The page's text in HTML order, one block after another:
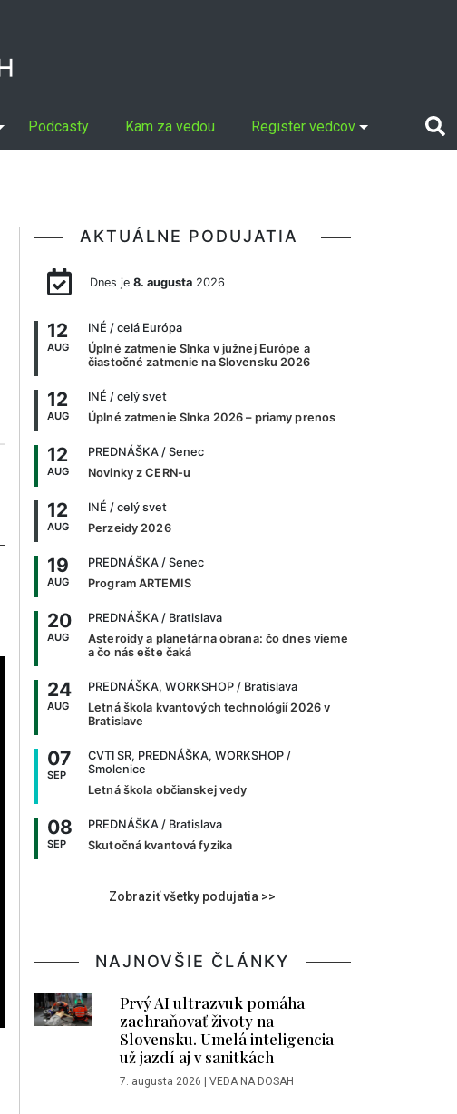
Podcasty Kam za vedou Register vedcov
AKTUÁLNE PODUJATIA
Dnes je 8. augusta2026
12
AUG
INÉ / celá Európa
Úplné zatmenie Slnka v južnej Európe a
čiastočné zatmenie na Slovensku 2026
12
AUG
INÉ / celý svet
Úplné zatmenie Slnka 2026 – priamy prenos
12
AUG
PREDNÁŠKA / Senec
Novinky z CERN-u
12
AUG
INÉ / celý svet
Perzeidy 2026
19
AUG
PREDNÁŠKA / Senec
Program ARTEMIS
20
AUG
PREDNÁŠKA / Bratislava
Asteroidy a planetárna obrana: čo dnes vieme
a čo nás ešte čaká
24
AUG
PREDNÁŠKA, WORKSHOP / Bratislava
Letná škola kvantových technológií 2026 v
Bratislave
07
SEP
CVTI SR, PREDNÁŠKA, WORKSHOP /
Smolenice
Letná škola občianskej vedy
08
SEP
PREDNÁŠKA / Bratislava
Skutočná kvantová fyzika
Zobraziť všetky podujatia >>
NAJNOVŠIE ČLÁNKY
Prvý AI ultrazvuk pomáha
zachraňovať životy na
Slovensku. Umelá inteligencia
už jazdí aj v sanitkách
7. augusta 2026 | VEDA NA DOSAH